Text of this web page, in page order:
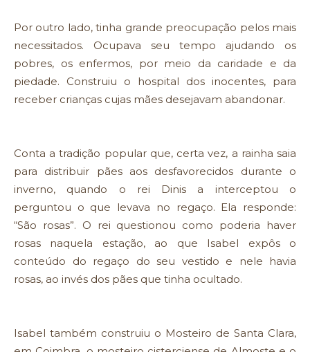
Por outro lado, tinha grande preocupação pelos mais
necessitados. Ocupava seu tempo ajudando os
pobres, os enfermos, por meio da caridade e da
piedade. Construiu o hospital dos inocentes, para
receber crianças cujas mães desejavam abandonar.
Conta a tradição popular que, certa vez, a rainha saia
para distribuir pães aos desfavorecidos durante o
inverno, quando o rei Dinis a interceptou o
perguntou o que levava no regaço. Ela responde:
“São rosas”. O rei questionou como poderia haver
rosas naquela estação, ao que Isabel expôs o
conteúdo do regaço do seu vestido e nele havia
rosas, ao invés dos pães que tinha ocultado.
Isabel também construiu o Mosteiro de Santa Clara,